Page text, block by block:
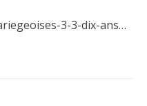
3-3-dix-ans…